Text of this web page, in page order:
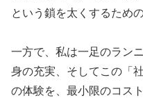
という鎖を太くするため
一方で、私は一足のラン
身の充実、そしてこの「
の体験を、最小限のコス